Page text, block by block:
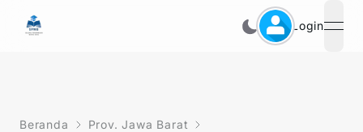
Login
Beranda
Prov. Jawa Barat